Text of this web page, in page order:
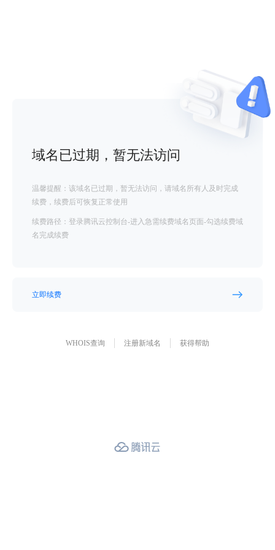
域名已过期，暂无法访问
温馨提醒：该域名已过期，暂无法访问，请域名所有人及时完成
续费，续费后可恢复正常使用
续费路径：登录腾讯云控制台-进入急需续费域名页面-勾选续费域
名完成续费
立即续费
WHOIS查询 注册新域名 获得帮助